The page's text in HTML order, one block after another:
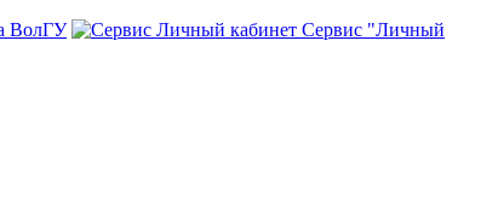
ВолГУ
Сервис "Личный